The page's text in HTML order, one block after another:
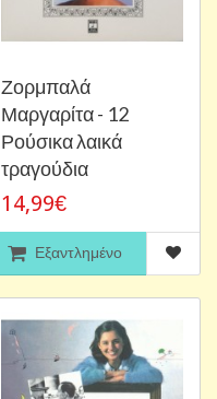
Ζορμπαλά
Μαργαρίτα - 12
Ρούσικα λαικά
τραγούδια
14,99€
Εξαντλημένο